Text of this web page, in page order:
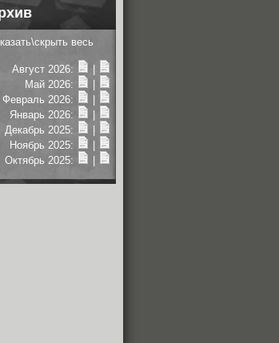
весь
Август 2026:
Май 2026:
Февраль 2026:
Январь 2026:
Декабрь 2025:
Ноябрь 2025:
Октябрь 2025: